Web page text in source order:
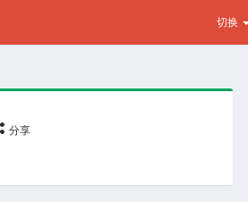
切换
分享